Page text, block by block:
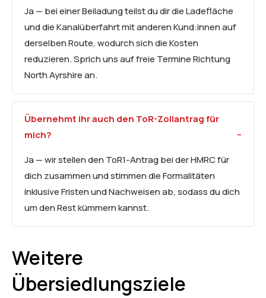
Ja — bei einer Beiladung teilst du dir die Ladefläche
und die Kanalüberfahrt mit anderen Kund:innen auf
derselben Route, wodurch sich die Kosten
reduzieren. Sprich uns auf freie Termine Richtung
North Ayrshire an.
Übernehmt ihr auch den ToR-Zollantrag für
mich?
Ja — wir stellen den ToR1-Antrag bei der HMRC für
dich zusammen und stimmen die Formalitäten
inklusive Fristen und Nachweisen ab, sodass du dich
um den Rest kümmern kannst.
Weitere
Übersiedlungsziele